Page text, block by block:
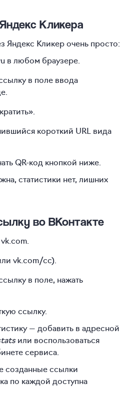
Кликера
Яндекс Кликер очень просто:
в любом браузере.
в поле ввода
короткий URL вида
QR‑код кнопкой ниже.
статистики нет, лишних
во ВКонтакте
vk.com/cc).
в поле, нажать
ссылку.
— добавить в адресной
или воспользоваться
сервиса.
созданные ссылки
по каждой доступна